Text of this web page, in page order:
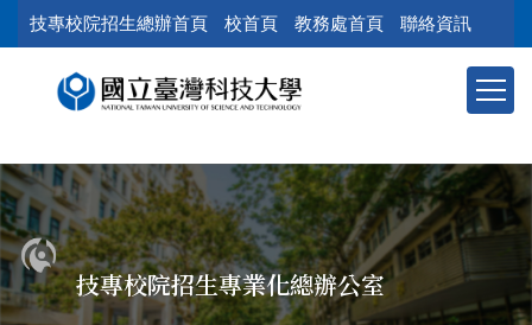
到
容
區
塊
技專校院招生總辦首頁 校首頁 教務處首頁 聯絡資訊
技專校院招生專業化總辦公室